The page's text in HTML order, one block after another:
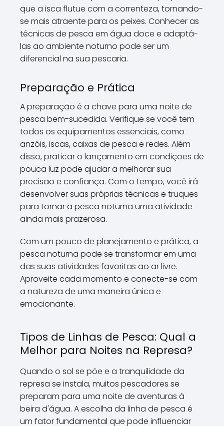
que a isca flutue com a correnteza, tornando-
se mais atraente para os peixes. Conhecer as
técnicas de pesca em água doce e adaptá-
las ao ambiente noturno pode ser um
diferencial na sua pescaria.
Preparação e Prática
A preparação é a chave para uma noite de
pesca bem-sucedida. Verifique se você tem
todos os equipamentos essenciais, como
anzóis, iscas, caixas de pesca e redes. Além
disso, praticar o lançamento em condições de
pouca luz pode ajudar a melhorar sua
precisão e confiança. Com o tempo, você irá
desenvolver suas próprias técnicas e truques
para tornar a pesca noturna uma atividade
ainda mais prazerosa.
Com um pouco de planejamento e prática, a
pesca noturna pode se transformar em uma
das suas atividades favoritas ao ar livre.
Aproveite cada momento e conecte-se com
a natureza de uma maneira única e
emocionante.
Tipos de Linhas de Pesca: Qual a
Melhor para Noites na Represa?
Quando o sol se põe e a tranquilidade da
represa se instala, muitos pescadores se
preparam para uma noite de aventuras à
beira d'água. A escolha da linha de pesca é
um fator fundamental que pode influenciar